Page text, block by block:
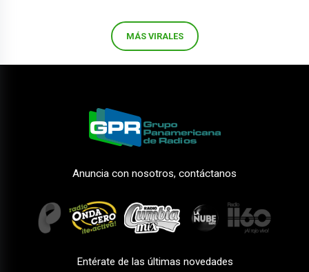
MÁS VIRALES
Anuncia con nosotros, contáctanos
Entérate de las últimas novedades